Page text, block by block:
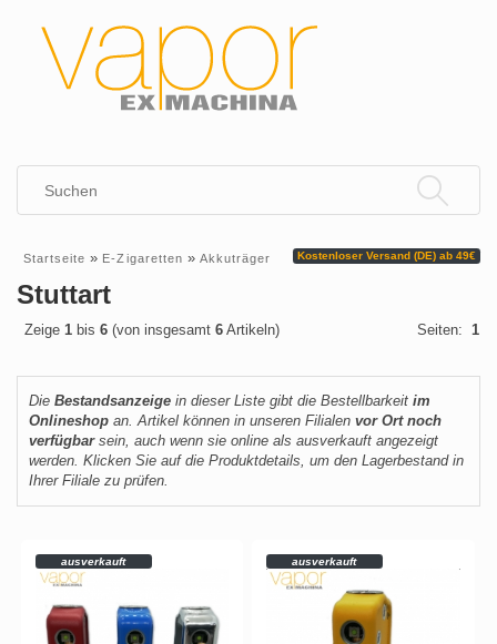
Kostenloser Versand (DE) ab 49€
Startseite » E-Zigaretten » Akkuträger
Stuttart
Zeige 1 bis 6 (von insgesamt 6 Artikeln) Seiten: 1
Die Bestandsanzeige in dieser Liste gibt die Bestellbarkeit im
Onlineshop an. Artikel können in unseren Filialen vor Ort noch
verfügbarsein, auch wenn sie online als ausverkauft angezeigt
werden. Klicken Sie auf die Produktdetails, um den Lagerbestand in
Ihrer Filiale zu prüfen.
ausverkauft ausverkauft